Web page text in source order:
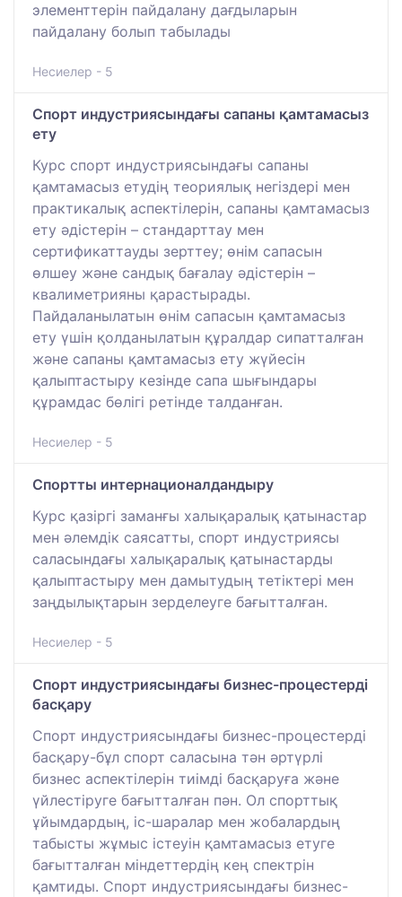
элементтерін пайдалану дағдыларын
пайдалану болып табылады
Несиелер - 5
Спорт индустриясындағы сапаны қамтамасыз
ету
Курс спорт индустриясындағы сапаны
қамтамасыз етудің теориялық негіздері мен
практикалық аспектілерін, сапаны қамтамасыз
ету әдістерін – стандарттау мен
сертификаттауды зерттеу; өнім сапасын
өлшеу және сандық бағалау әдістерін –
квалиметрияны қарастырады.
Пайдаланылатын өнім сапасын қамтамасыз
ету үшін қолданылатын құралдар сипатталған
және сапаны қамтамасыз ету жүйесін
қалыптастыру кезінде сапа шығындары
құрамдас бөлігі ретінде талданған.
Несиелер - 5
Спортты интернационалдандыру
Курс қазіргі заманғы халықаралық қатынастар
мен әлемдік саясатты, спорт индустриясы
саласындағы халықаралық қатынастарды
қалыптастыру мен дамытудың тетіктері мен
заңдылықтарын зерделеуге бағытталған.
Несиелер - 5
Спорт индустриясындағы бизнес-процестерді
басқару
Спорт индустриясындағы бизнес-процестерді
басқару-бұл спорт саласына тән әртүрлі
бизнес аспектілерін тиімді басқаруға және
үйлестіруге бағытталған пән. Ол спорттық
ұйымдардың, іс-шаралар мен жобалардың
табысты жұмыс істеуін қамтамасыз етуге
бағытталған міндеттердің кең спектрін
қамтиды. Спорт индустриясындағы бизнес-